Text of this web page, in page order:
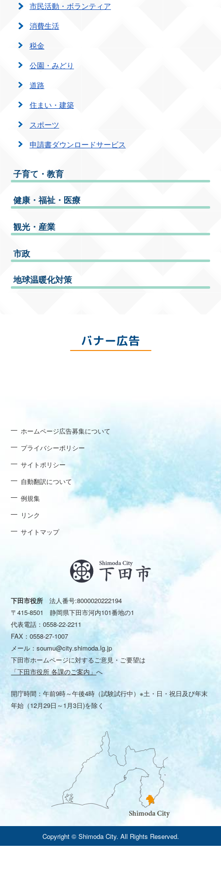
市民活動・ボランティア
消費生活
税金
公園・みどり
道路
住まい・建築
スポーツ
申請書ダウンロードサービス
子育て・教育
健康・福祉・医療
観光・産業
市政
地球温暖化対策
バナー広告
ホームページ広告募集について
プライバシーポリシー
サイトポリシー
自動翻訳について
例規集
リンク
サイトマップ
下田市役所 法人番号:8000020222194
〒415-8501 静岡県下田市河内101番地の1
代表電話：0558-22-2211
FAX：0558-27-1007
メール：soumu@city.shimoda.lg.jp
下田市ホームページに対するご意見・ご要望は
「下田市役所 各課のご案内」へ
開庁時間：午前9時～午後4時（試験試行中）※土・日・祝日及び年末
年始（12月29日～1月3日)を除く
Copyright © Shimoda City. All Rights Reserved.